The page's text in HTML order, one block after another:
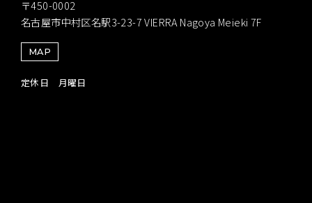
〒450-0002
名古屋市中村区名駅3-23-7 VIERRA Nagoya Meieki 7F
MAP
定休日 月曜日